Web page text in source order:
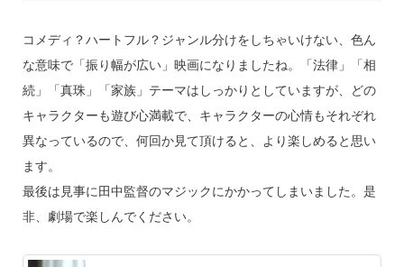
コメディ？ハートフル？ジャンル分けをしちゃいけない、色ん
な意味で「振り幅が広い」映画になりましたね。「法律」「相
続」「真珠」「家族」テーマはしっかりとしていますが、どの
キャラクターも遊び心満載で、キャラクターの心情もそれぞれ
異なっているので、何回か見て頂けると、より楽しめると思い
ます。
最後は見事に田中監督のマジックにかかってしまいました。是
非、劇場で楽しんでください。